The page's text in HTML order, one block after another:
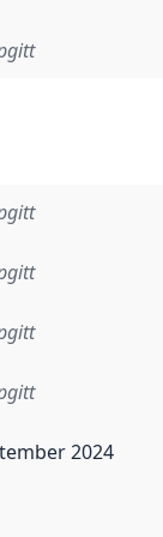
datasettet
2024